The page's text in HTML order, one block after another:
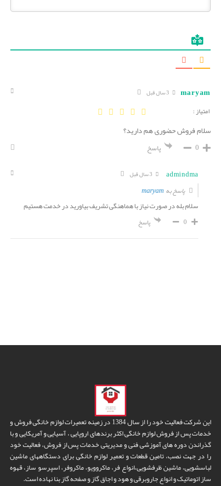
maryam
امتیاز :
سلام فروش حضوری هم دارید؟
0
پاسخ
admindma
پاسخ بهmaryam
سلام بله در صورت نیاز با هماهنگی تشریف بیاورید در خدمت هستیم
0 پاسخ
این شرکت فعالیت خود را از سال 1384 در زمینه تعمیرات لوازم خانگی فروش و
خدمات پس از فروش لوازم خانگی اکثر برندهای اروپایی ، آسیایی و آمریکایی و با
گذراندن دوره های آموزشی فنی و مدیریتی خدمات پس از فروش، فعالیت خود
را در جهت نصب، تامین قطعات و تعمیر لوازم خانگی برای دستگاههای ماشین
لباسشویی، ماشین ظرفشویی،انواع فر، ماکروویو، ماکروفر، اسپرسو ساز، قهوه
ساز اتوماتیک و انواع جاروبرقی و هود و اجاق گاز و صفحه گاز بنا نهاده است.